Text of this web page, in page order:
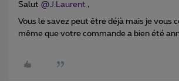
Salut @J.Laurent ,
Vous le savez peut être déjà mais je vous
même que votre commande a bien été